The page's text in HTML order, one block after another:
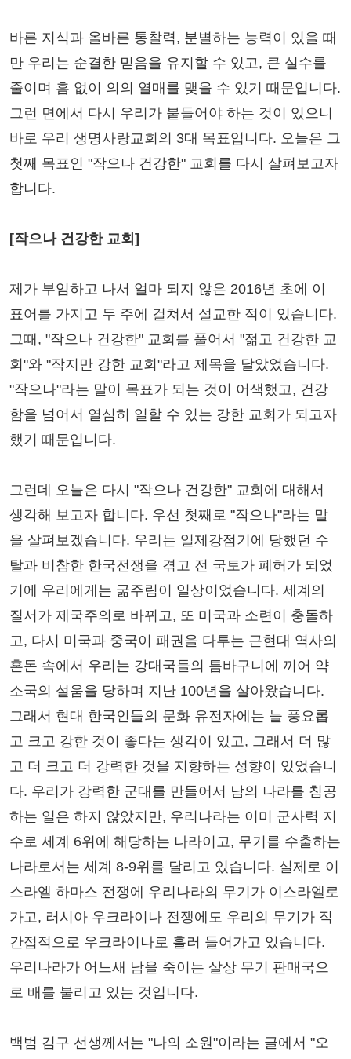
바른 지식과 올바른 통찰력, 분별하는 능력이 있을 때
만 우리는 순결한 믿음을 유지할 수 있고, 큰 실수를
줄이며 흠 없이 의의 열매를 맺을 수 있기 때문입니다.
그런 면에서 다시 우리가 붙들어야 하는 것이 있으니
바로 우리 생명사랑교회의 3대 목표입니다. 오늘은 그
첫째 목표인 "작으나 건강한" 교회를 다시 살펴보고자
합니다.
[작으나 건강한 교회]
제가 부임하고 나서 얼마 되지 않은 2016년 초에 이
표어를 가지고 두 주에 걸쳐서 설교한 적이 있습니다.
그때, "작으나 건강한" 교회를 풀어서 "젊고 건강한 교
회"와 "작지만 강한 교회"라고 제목을 달았었습니다.
"작으나"라는 말이 목표가 되는 것이 어색했고, 건강
함을 넘어서 열심히 일할 수 있는 강한 교회가 되고자
했기 때문입니다.
그런데 오늘은 다시 "작으나 건강한" 교회에 대해서
생각해 보고자 합니다. 우선 첫째로 "작으나"라는 말
을 살펴보겠습니다. 우리는 일제강점기에 당했던 수
탈과 비참한 한국전쟁을 겪고 전 국토가 폐허가 되었
기에 우리에게는 굶주림이 일상이었습니다. 세계의
질서가 제국주의로 바뀌고, 또 미국과 소련이 충돌하
고, 다시 미국과 중국이 패권을 다투는 근현대 역사의
혼돈 속에서 우리는 강대국들의 틈바구니에 끼어 약
소국의 설움을 당하며 지난 100년을 살아왔습니다.
그래서 현대 한국인들의 문화 유전자에는 늘 풍요롭
고 크고 강한 것이 좋다는 생각이 있고, 그래서 더 많
고 더 크고 더 강력한 것을 지향하는 성향이 있었습니
다. 우리가 강력한 군대를 만들어서 남의 나라를 침공
하는 일은 하지 않았지만, 우리나라는 이미 군사력 지
수로 세계 6위에 해당하는 나라이고, 무기를 수출하는
나라로서는 세계 8-9위를 달리고 있습니다. 실제로 이
스라엘 하마스 전쟁에 우리나라의 무기가 이스라엘로
가고, 러시아 우크라이나 전쟁에도 우리의 무기가 직
간접적으로 우크라이나로 흘러 들어가고 있습니다.
우리나라가 어느새 남을 죽이는 살상 무기 판매국으
로 배를 불리고 있는 것입니다.
백범 김구 선생께서는 "나의 소원"이라는 글에서 "오